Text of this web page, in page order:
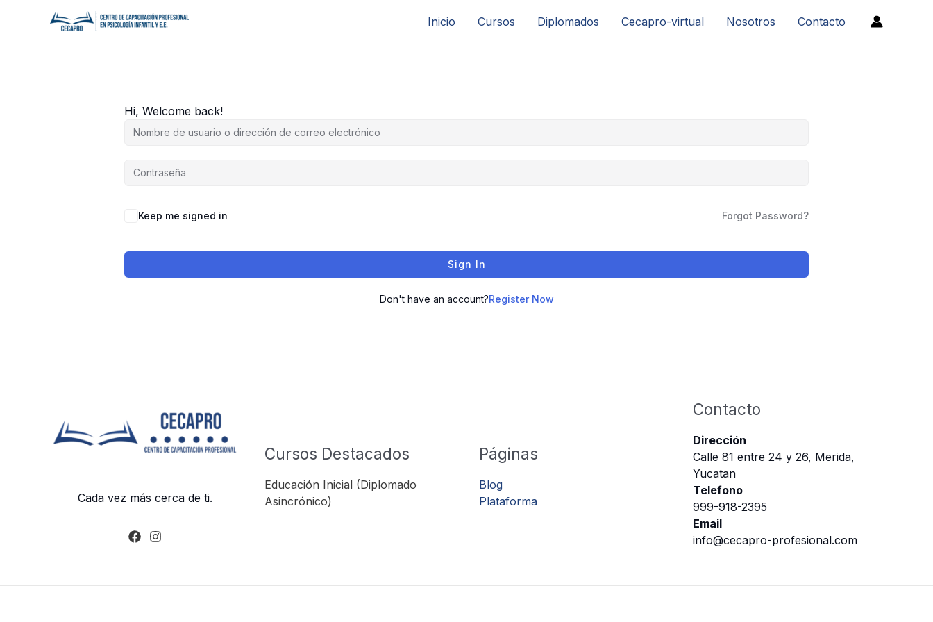
Inicio Cursos Diplomados Cecapro-virtual Nosotros Contacto
Hi, Welcome back!
Keep me signed in Forgot Password?
Sign In
Don't have an account?Register Now
Cada vez más cerca de ti.
Cursos Destacados
Educación Inicial (Diplomado
Asincrónico)
Páginas
Blog
Plataforma
Contacto
Dirección
Calle 81 entre 24 y 26, Merida,
Yucatan
Telefono
999-918-2395
Email
info@cecapro-profesional.com